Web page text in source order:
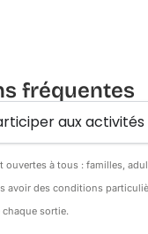
fréquentes
aux activités
ouvertes à tous : familles,
avoir des conditions
sortie.